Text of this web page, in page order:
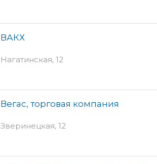
ВАКХ
Нагатинская, 12
Вегас, торговая компания
Зверинецкая, 12